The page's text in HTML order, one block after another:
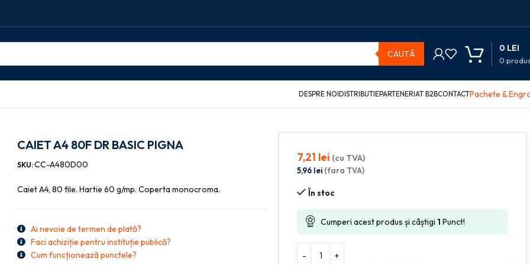
CAUTĂ
0
0 LEI
DESPRE NOIDISTRIBUTIEPARTENERIAT B2BCONTACTPachete &
CAIET A4 80F DR BASIC PIGNA
SKU:CC-A480D00
Caiet A4, 80 file. Hartie 60 g/mp. Coperta monocroma.
Ai nevoie de termen de plată?
Faci achiziție pentru instituție publică?
Cum funcționează punctele?
7,21 lei (cu TVA)
5,96 lei (fara TVA)
În stoc
Cumperi acest produs și câștigi 1 Punct!